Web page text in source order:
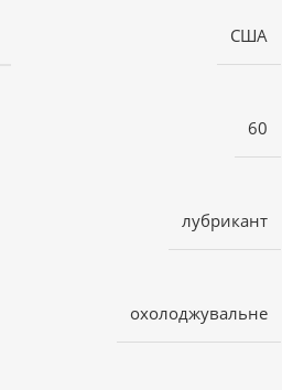
США
60
лубрикант
охолоджувальне